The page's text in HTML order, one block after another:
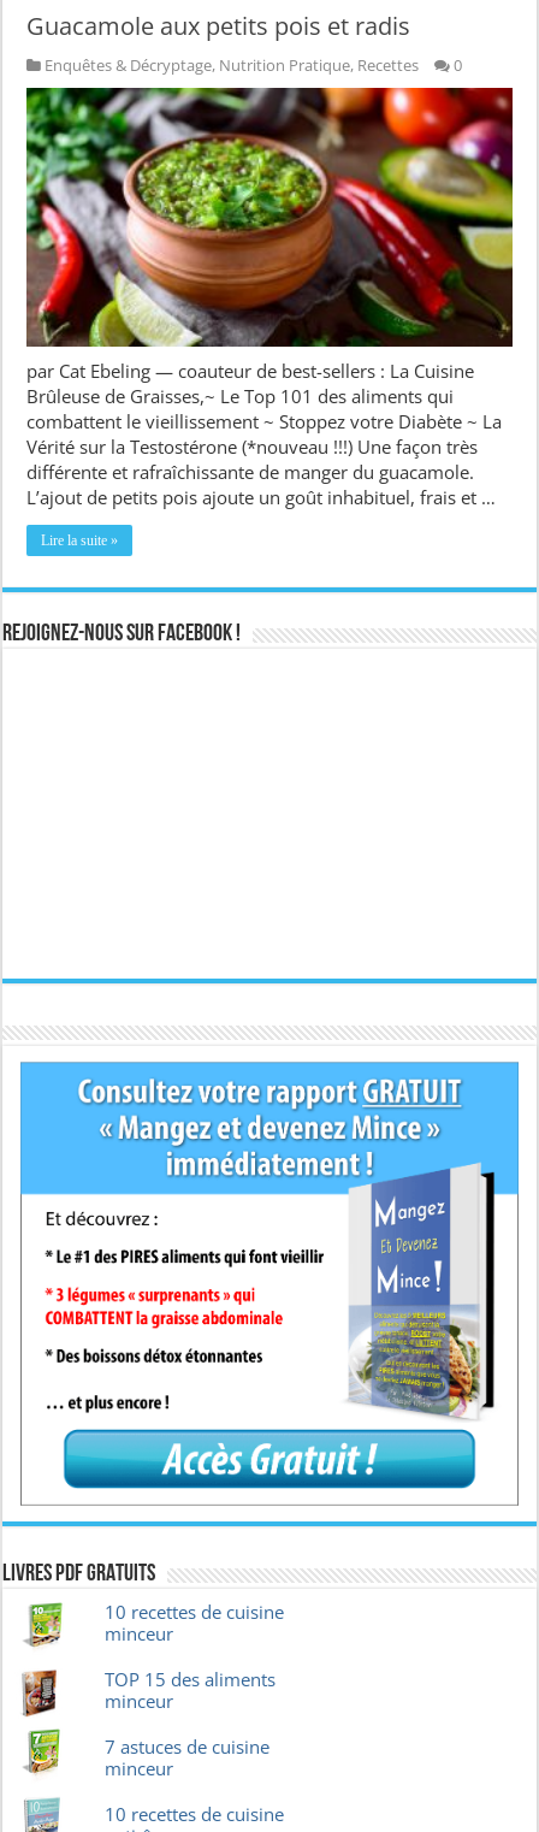
Guacamole aux petits pois et radis
Enquêtes & Décryptage, Nutrition Pratique, Recettes 0
par Cat Ebeling — coauteur de best-sellers : La Cuisine
Brûleuse de Graisses,~ Le Top 101 des aliments qui
combattent le vieillissement ~ Stoppez votre Diabète ~ La
Vérité sur la Testostérone (*nouveau !!!) Une façon très
différente et rafraîchissante de manger du guacamole.
L’ajout de petits pois ajoute un goût inhabituel, frais et …
Lire la suite »
Rejoignez-nous sur Facebook !
Livres pdf GRATUITS
10 recettes de cuisine
minceur
TOP 15 des aliments
minceur
7 astuces de cuisine
minceur
10 recettes de cuisine